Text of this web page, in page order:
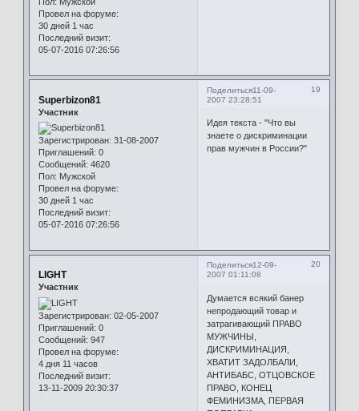
Провел на форуме:
30 дней 1 час
Последний визит:
05-07-2016 07:26:56
Поделиться 19
11-09-
2007 23:28:51
Superbizon81
Участник
Зарегистрирован: 31-08-2007
Приглашений: 0
Сообщений: 4620
Пол: Мужской
Провел на форуме:
30 дней 1 час
Последний визит:
05-07-2016 07:26:56
Идея текста - "Что вы
знаете о дискриминации
прав мужчин в России?"
Поделиться 20
12-09-
2007 01:11:08
LIGHT
Участник
Зарегистрирован: 02-05-2007
Приглашений: 0
Сообщений: 947
Провел на форуме:
4 дня 11 часов
Последний визит:
13-11-2009 20:30:37
Думается всякий банер
непродающий товар и
затрагивающий ПРАВО
МУЖЧИНЫ,
ДИСКРИМИНАЦИЯ,
ХВАТИТ ЗАДОЛБАЛИ,
АНТИБАБС, ОТЦОВСКОЕ
ПРАВО, КОНЕЦ
ФЕМИНИЗМА, ПЕРВАЯ